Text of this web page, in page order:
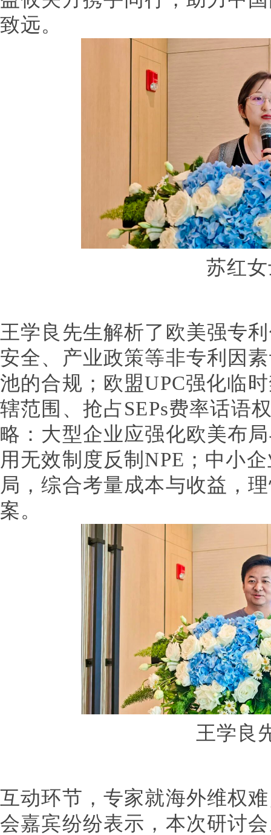
致远。
苏红
王学良先生解析了欧美强专
安全、产业政策等非专利因
池的合规；欧盟UPC强化临
辖范围、抢占SEPs费率话语
略：大型企业应强化欧美布
用无效制度反制NPE；中小
局，综合考量成本与收益，
案。
王学良
互动环节，专家就海外维权
会嘉宾纷纷表示，本次研讨